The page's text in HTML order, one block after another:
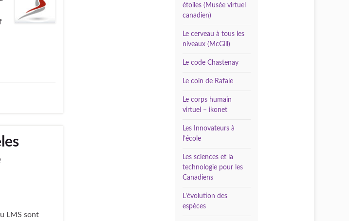
LMS sont
étoiles (Musée virtuel
canadien)
Le cerveau à tous les
niveaux (McGill)
Le code Chastenay
Le coin de Rafale
Le corps humain
virtuel – ikonet
Les Innovateurs à
l’école
Les sciences et la
technologie pour les
Canadiens
L’évolution des
espèces